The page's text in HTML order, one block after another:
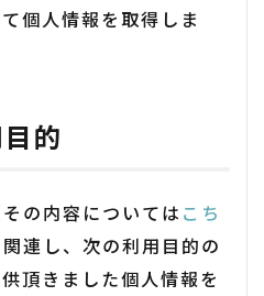
個人情報を取得しま
的
の内容については こち
連し、次の利用目的の
頂きました個人情報を